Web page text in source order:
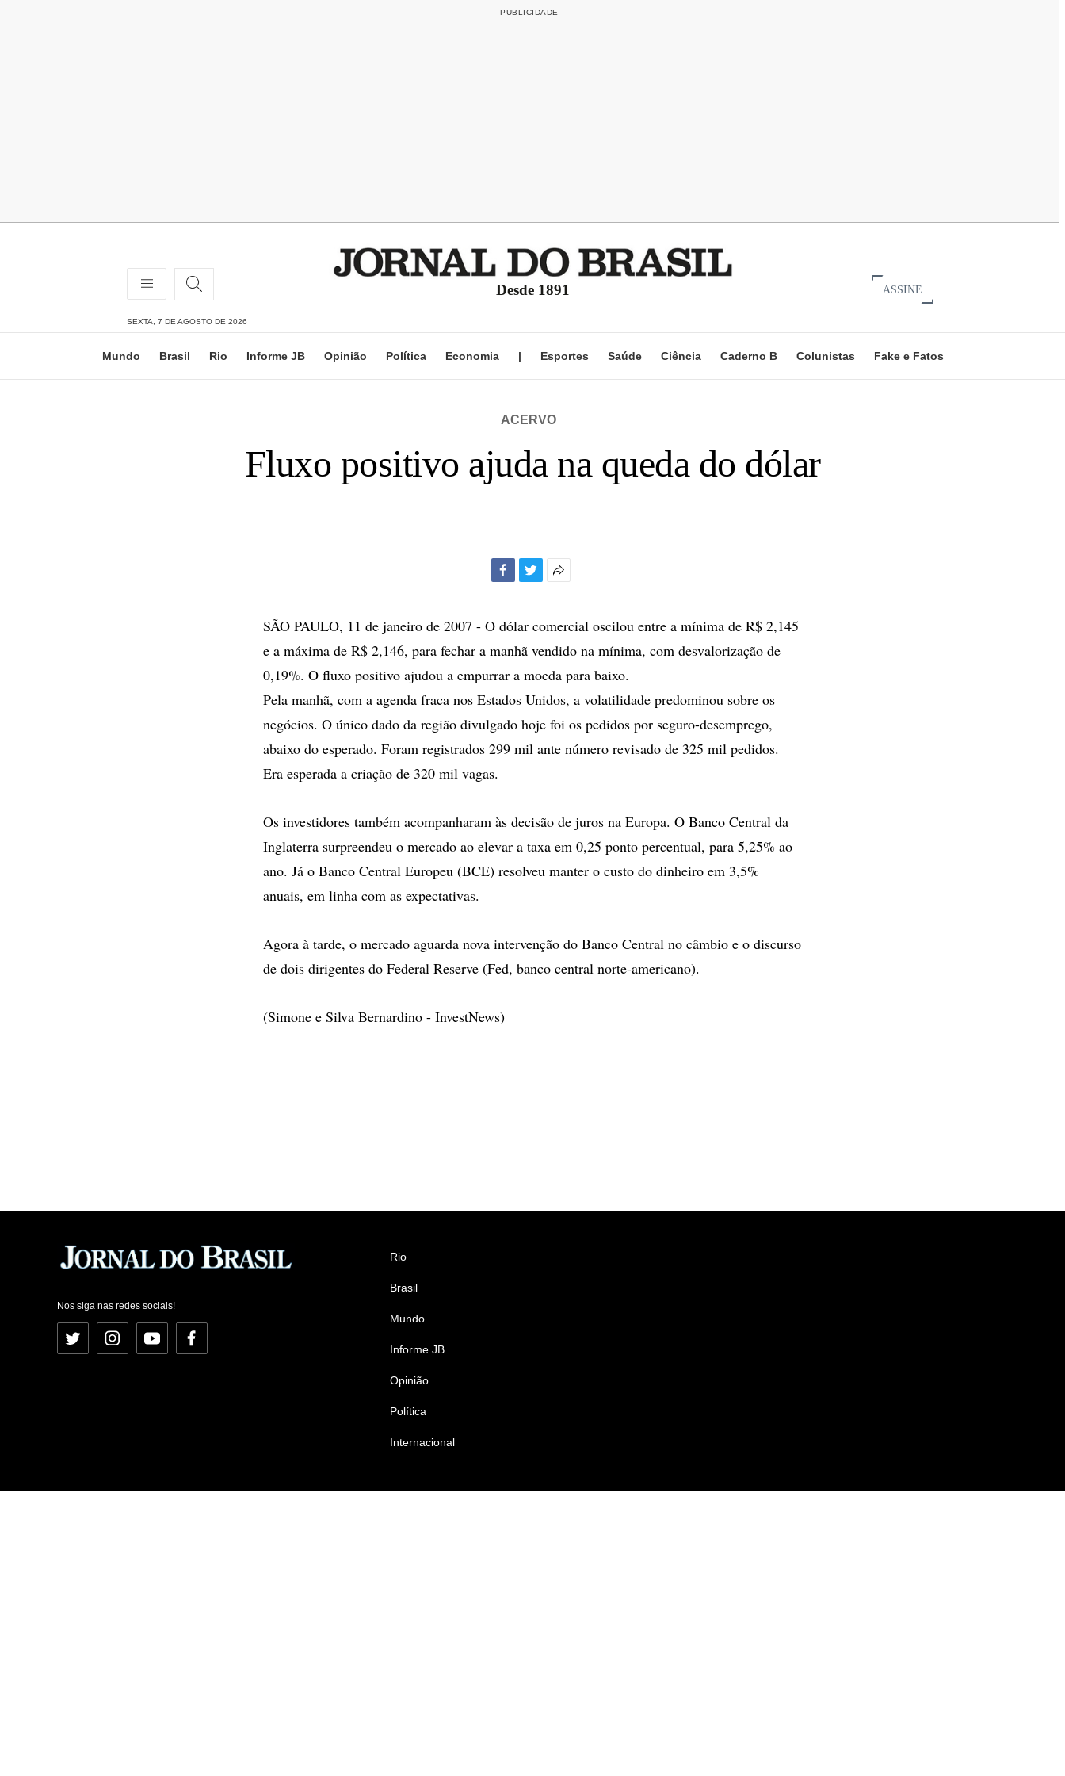
Desde 1891 ASSINE
SEXTA, 7 DE AGOSTO DE 2026
Mundo Brasil Rio Informe JB Opinião Política Economia | Esportes Saúde Ciência Caderno B Colunistas Fake e Fatos
ACERVO
Fluxo positivo ajuda na queda do dólar
compartilhamento
SÃO PAULO, 11 de janeiro de 2007 - O dólar comercial oscilou entre a mínima de R$ 2,145
e a máxima de R$ 2,146, para fechar a manhã vendido na mínima, com desvalorização de
0,19%. O fluxo positivo ajudou a empurrar a moeda para baixo.
Pela manhã, com a agenda fraca nos Estados Unidos, a volatilidade predominou sobre os
negócios. O único dado da região divulgado hoje foi os pedidos por seguro-desemprego,
abaixo do esperado. Foram registrados 299 mil ante número revisado de 325 mil pedidos.
Era esperada a criação de 320 mil vagas.
Os investidores também acompanharam às decisão de juros na Europa. O Banco Central da
Inglaterra surpreendeu o mercado ao elevar a taxa em 0,25 ponto percentual, para 5,25% ao
ano. Já o Banco Central Europeu (BCE) resolveu manter o custo do dinheiro em 3,5%
anuais, em linha com as expectativas.
Agora à tarde, o mercado aguarda nova intervenção do Banco Central no câmbio e o discurso
de dois dirigentes do Federal Reserve (Fed, banco central norte-americano).
(Simone e Silva Bernardino - InvestNews)
Nos siga nas redes sociais!
Twitter InstagramYouTubeFacebook
Rio
Brasil
Mundo
Informe JB
Opinião
Política
Internacional